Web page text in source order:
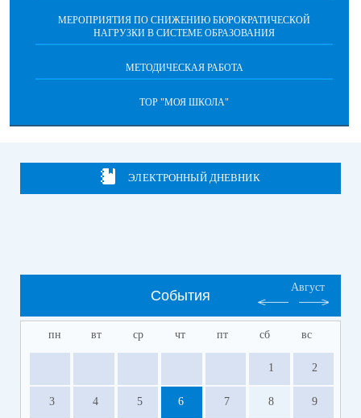
МЕРОПРИЯТИЯ ПО СНИЖЕНИЮ БЮРОКРАТИЧЕСКОЙ
НАГРУЗКИ В СИСТЕМЕ ОБРАЗОВАНИЯ
МЕТОДИЧЕСКАЯ РАБОТА
ТОР "МОЯ ШКОЛА"
ЭЛЕКТРОННЫЙ ДНЕВНИК
События
Август
пн вт ср чт пт сб вс
1 2
3 4 5 6 7 8 9